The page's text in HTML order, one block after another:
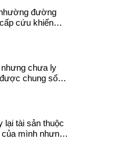
đường
cứu khiến
nào?
nhưng chưa ly
chung sống
lại tài sản thuộc
mình nhưng